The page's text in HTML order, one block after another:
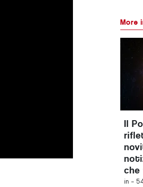
More
Il
che
in -